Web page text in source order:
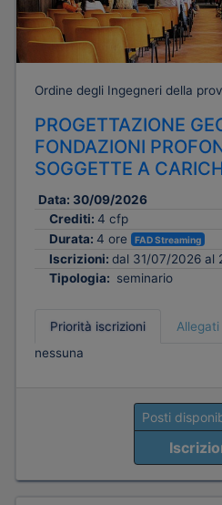
Ordine degli Ingegneri della
PROGETTAZIONE
FONDAZIONI
SOGGETTE A
Data: 30/09/2026
Crediti: 4 cfp
Durata: 4 ore FAD Streaming
Iscrizioni: dal 31/07/2026 al
Tipologia: seminario
Priorità iscrizioni Allegati
nessuna
Posti